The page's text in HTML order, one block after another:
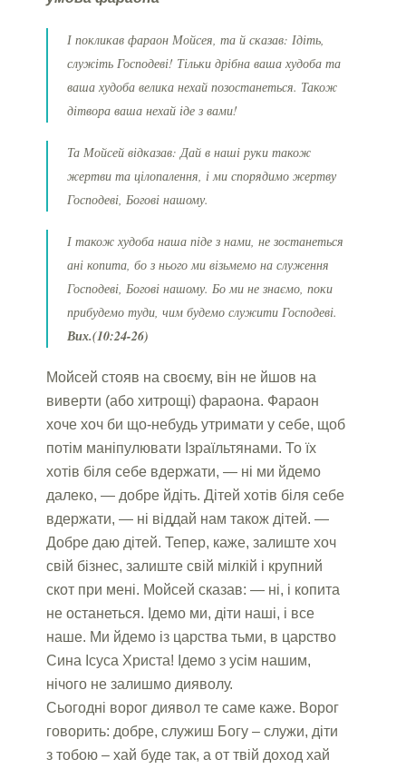
І покликав фараон Мойсея, та й сказав: Ідіть,
служіть Господеві! Тільки дрібна ваша худоба та
ваша худоба велика нехай позостанеться. Також
дітвора ваша нехай іде з вами!
Та Мойсей відказав: Дай в наші руки також
жертви та цілопалення, і ми спорядимо жертву
Господеві, Богові нашому.
І також худоба наша піде з нами, не зостанеться
ані копита, бо з нього ми візьмемо на служення
Господеві, Богові нашому. Бо ми не знаємо, поки
прибудемо туди, чим будемо служити Господеві.
Вих.(10:24-26)
Мойсей стояв на своєму, він не йшов на
виверти (або хитрощі) фараона. Фараон
хоче хоч би що-небудь утримати у себе, щоб
потім маніпулювати Ізраїльтянами. То їх
хотів біля себе вдержати, — ні ми йдемо
далеко, — добре йдіть. Дітей хотів біля себе
вдержати, — ні віддай нам також дітей. —
Добре даю дітей. Тепер, каже, залиште хоч
свій бізнес, залиште свій мілкій і крупний
скот при мені. Мойсей сказав: — ні, і копита
не останеться. Ідемо ми, діти наші, і все
наше. Ми йдемо із царства тьми, в царство
Сина Ісуса Христа! Ідемо з усім нашим,
нічого не залишмо дияволу.
Сьогодні ворог диявол те саме каже. Ворог
говорить: добре, служиш Богу – служи, діти
з тобою – хай буде так, а от твій доход хай